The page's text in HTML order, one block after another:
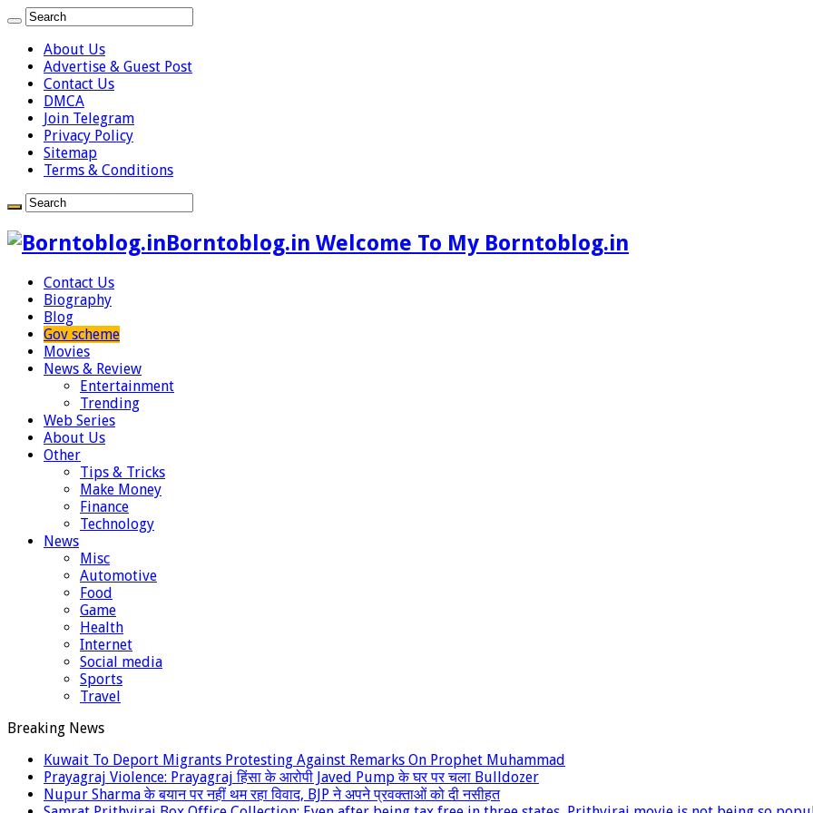
About Us
Advertise & Guest Post
Contact Us
DMCA
Join Telegram
Privacy Policy
Sitemap
Terms & Conditions
Borntoblog.in Welcome To My Borntoblog.in
Contact Us
Biography
Blog
Gov scheme
Movies
News & Review
Entertainment
Trending
Web Series
About Us
Other
Tips & Tricks
Make Money
Finance
Technology
News
Misc
Automotive
Food
Game
Health
Internet
Social media
Sports
Travel
Breaking News
Kuwait To Deport Migrants Protesting Against Remarks On Prophet Muhammad
Prayagraj Violence: Prayagraj हिंसा के आरोपी Javed Pump के घर पर चला Bulldozer
Nupur Sharma के बयान पर नहीं थम रहा विवाद, BJP ने अपने प्रवक्‍ताओं को दी नसीहत